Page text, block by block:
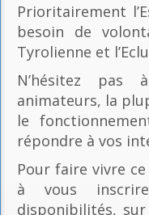
Prioritairement
besoin de
Tyrolienne et
N’hésitez
animateurs, la
le
répondre à vos
Pour faire vivre
à vous
disponibilités,